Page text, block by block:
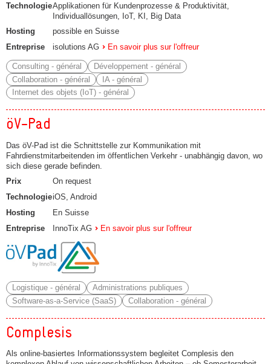
TechnologieApplikationen für Kundenprozesse & Produktivität,
Individuallösungen, IoT, KI, Big Data
Hosting
possible en Suisse
Entreprise
isolutions AG En savoir plus sur l'offreur
Consulting - général
Développement - général
Collaboration - général
IA - général
Internet des objets (IoT) - général
öV-Pad
Das öV-Pad ist die Schnittstelle zur Kommunikation mit
Fahrdienstmitarbeitenden im öffentlichen Verkehr - unabhängig davon, wo
sich diese gerade befinden.
Prix
On request
TechnologieiOS, Android
Hosting
En Suisse
Entreprise
InnoTix AG En savoir plus sur l'offreur
Logistique - général
Administrations publiques
Software-as-a-Service (SaaS)
Collaboration - général
Complesis
Als online-basiertes Informationssystem begleitet Complesis den